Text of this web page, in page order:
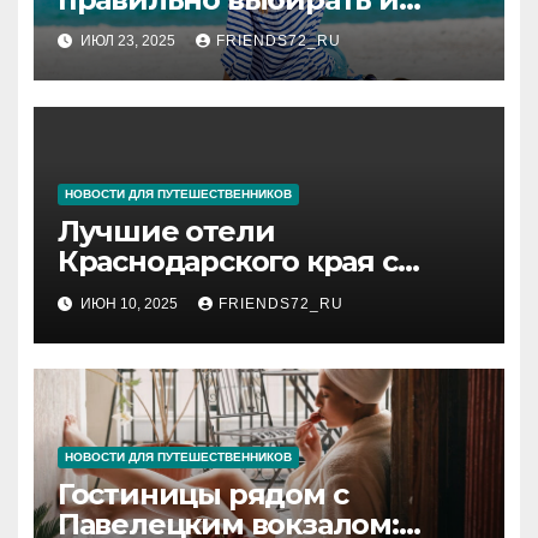
покупать туры
ИЮЛ 23, 2025 FRIENDS72_RU
НОВОСТИ ДЛЯ ПУТЕШЕСТВЕННИКОВ
Лучшие отели
Краснодарского края с
бассейном
ИЮН 10, 2025 FRIENDS72_RU
НОВОСТИ ДЛЯ ПУТЕШЕСТВЕННИКОВ
Гостиницы рядом с
Павелецким вокзалом: